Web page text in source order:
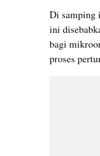
Di samping
ini
bagi
proses